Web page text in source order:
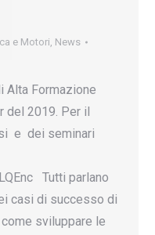
e Motori, News
Alta Formazione
del 2019. Per il
e dei seminari
Tutti parlano
casi di successo di
sviluppare le